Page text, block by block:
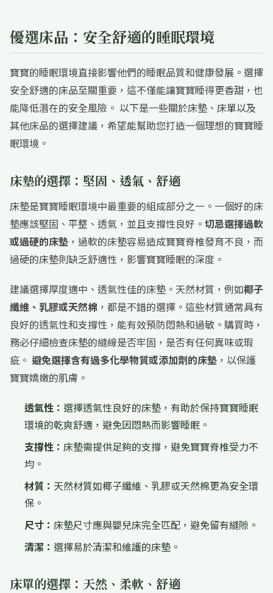
優選床品：安全舒適的睡眠環境
寶寶的睡眠環境直接影響他們的睡眠品質和健康發展。選擇
安全舒適的床品至關重要，這不僅能讓寶寶睡得更香甜，也
能降低潛在的安全風險。 以下是一些關於床墊、床單以及
其他床品的選擇建議，希望能幫助您打造一個理想的寶寶睡
眠環境。
床墊的選擇：堅固、透氣、舒適
床墊是寶寶睡眠環境中最重要的組成部分之一。一個好的床
墊應該堅固、平整、透氣，並且支撐性良好。 切忌選擇過軟
或過硬的床墊 ，過軟的床墊容易造成寶寶脊椎發育不良，而
過硬的床墊則缺乏舒適性，影響寶寶睡眠的深度。
建議選擇厚度適中、透氣性佳的床墊。天然材質，例如椰子
纖維、乳膠或天然棉 ，都是不錯的選擇。這些材質通常具有
良好的透氣性和支撐性，能有效預防悶熱和過敏。購買時，
務必仔細檢查床墊的縫線是否牢固，是否有任何異味或瑕
疵。 避免選擇含有過多化學物質或添加劑的床墊 ，以保護
寶寶嬌嫩的肌膚。
透氣性： 選擇透氣性良好的床墊，有助於保持寶寶睡眠
環境的乾爽舒適，避免因悶熱而影響睡眠。
支撐性： 床墊需提供足夠的支撐，避免寶寶脊椎受力不
均。
材質： 天然材質如椰子纖維、乳膠或天然棉更為安全環
保。
尺寸： 床墊尺寸應與嬰兒床完全匹配，避免留有縫隙。
清潔： 選擇易於清潔和維護的床墊。
床單的選擇：天然、柔軟、舒適